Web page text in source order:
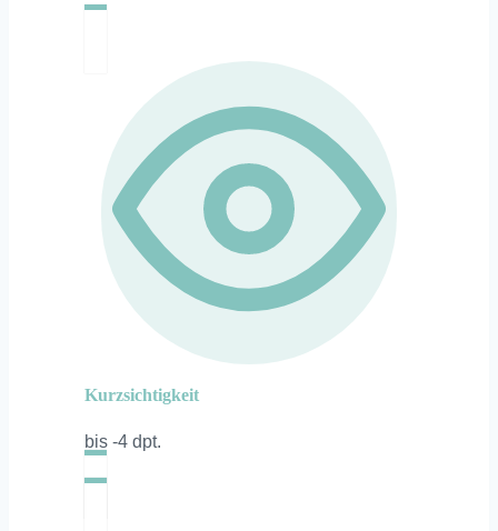
Kurzsichtigkeit
bis -4 dpt.